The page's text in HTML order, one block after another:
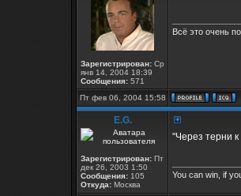
Зарегистрирован: Ср
янв 14, 2004 18:39
Сообщения: 571
Всё это очень
Пт фев 06, 2004 15:58
E.G.
Зарегистрирован: Пт
дек 26, 2003 1:50
Сообщения: 105
Откуда: Москва
"Через терни
You can win, if